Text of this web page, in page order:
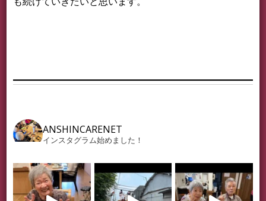
ANSHINCARENET
インスタグラム始めました！